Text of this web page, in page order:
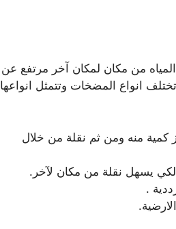
من مكان لمكان آخر مرتفع عن
انواع المضخات وتتمثل انواعها
كمية منه ومن ثم نقلة من خلال
يسهل نقلة من مكان لآخر.
.